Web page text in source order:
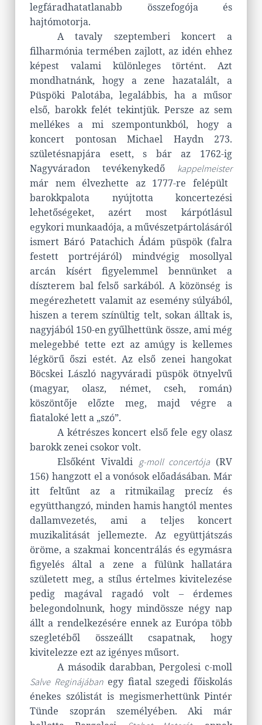
legfáradhatatlanabb összefogója és
hajtómotorja.
A tavaly szeptemberi koncert a
filharmónia termében zajlott, az idén ehhez
képest valami különleges történt. Azt
mondhatnánk, hogy a zene hazatalált, a
Püspöki Palotába, legalábbis, ha a műsor
első, barokk felét tekintjük. Persze az sem
mellékes a mi szempontunkból, hogy a
koncert pontosan Michael Haydn 273.
születésnapjára esett, s bár az 1762-ig
Nagyváradon tevékenykedő kappelmeister
már nem élvezhette az 1777-re felépült
barokkpalota nyújtotta koncertezési
lehetőségeket, azért most kárpótlásul
egykori munkaadója, a művészetpártolásáról
ismert Báró Patachich Ádám püspök (falra
festett portréjáról) mindvégig mosollyal
arcán kísért figyelemmel bennünket a
díszterem bal felső sarkából. A közönség is
megérezhetett valamit az esemény súlyából,
hiszen a terem színültig telt, sokan álltak is,
nagyjából 150-en gyűlhettünk össze, ami még
melegebbé tette ezt az amúgy is kellemes
légkörű őszi estét. Az első zenei hangokat
Böcskei László nagyváradi püspök ötnyelvű
(magyar, olasz, német, cseh, román)
köszöntője előzte meg, majd végre a
fiataloké lett a „szó”.
A kétrészes koncert első fele egy olasz
barokk zenei csokor volt.
Elsőként Vivaldi g-moll concertója (RV
156) hangzott el a vonósok előadásában. Már
itt feltűnt az a ritmikailag precíz és
együtthangzó, minden hamis hangtól mentes
dallamvezetés, ami a teljes koncert
muzikalitását jellemezte. Az együttjátszás
öröme, a szakmai koncentrálás és egymásra
figyelés által a zene a fülünk hallatára
született meg, a stílus értelmes kivitelezése
pedig magával ragadó volt – érdemes
belegondolnunk, hogy mindössze négy nap
állt a rendelkezésére ennek az Európa több
szegletéből összeállt csapatnak, hogy
kivitelezze ezt az igényes műsort.
A második darabban, Pergolesi c-moll
Salve Reginájábanegy fiatal szegedi főiskolás
énekes szólistát is megismerhettünk Pintér
Tünde szoprán személyében. Aki már